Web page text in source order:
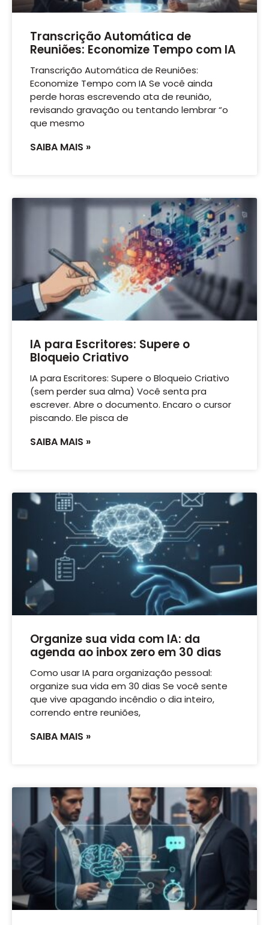
Transcrição Automática de
Reuniões: Economize Tempo com IA
Transcrição Automática de Reuniões:
Economize Tempo com IA Se você ainda
perde horas escrevendo ata de reunião,
revisando gravação ou tentando lembrar “o
que mesmo
SAIBA MAIS »
IA para Escritores: Supere o
Bloqueio Criativo
IA para Escritores: Supere o Bloqueio Criativo
(sem perder sua alma) Você senta pra
escrever. Abre o documento. Encaro o cursor
piscando. Ele pisca de
SAIBA MAIS »
Organize sua vida com IA: da
agenda ao inbox zero em 30 dias
Como usar IA para organização pessoal:
organize sua vida em 30 dias Se você sente
que vive apagando incêndio o dia inteiro,
correndo entre reuniões,
SAIBA MAIS »